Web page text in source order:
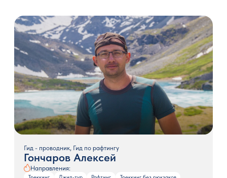
Гид - проводник, Гид по рафтингу
Гончаров Алексей
Направления: